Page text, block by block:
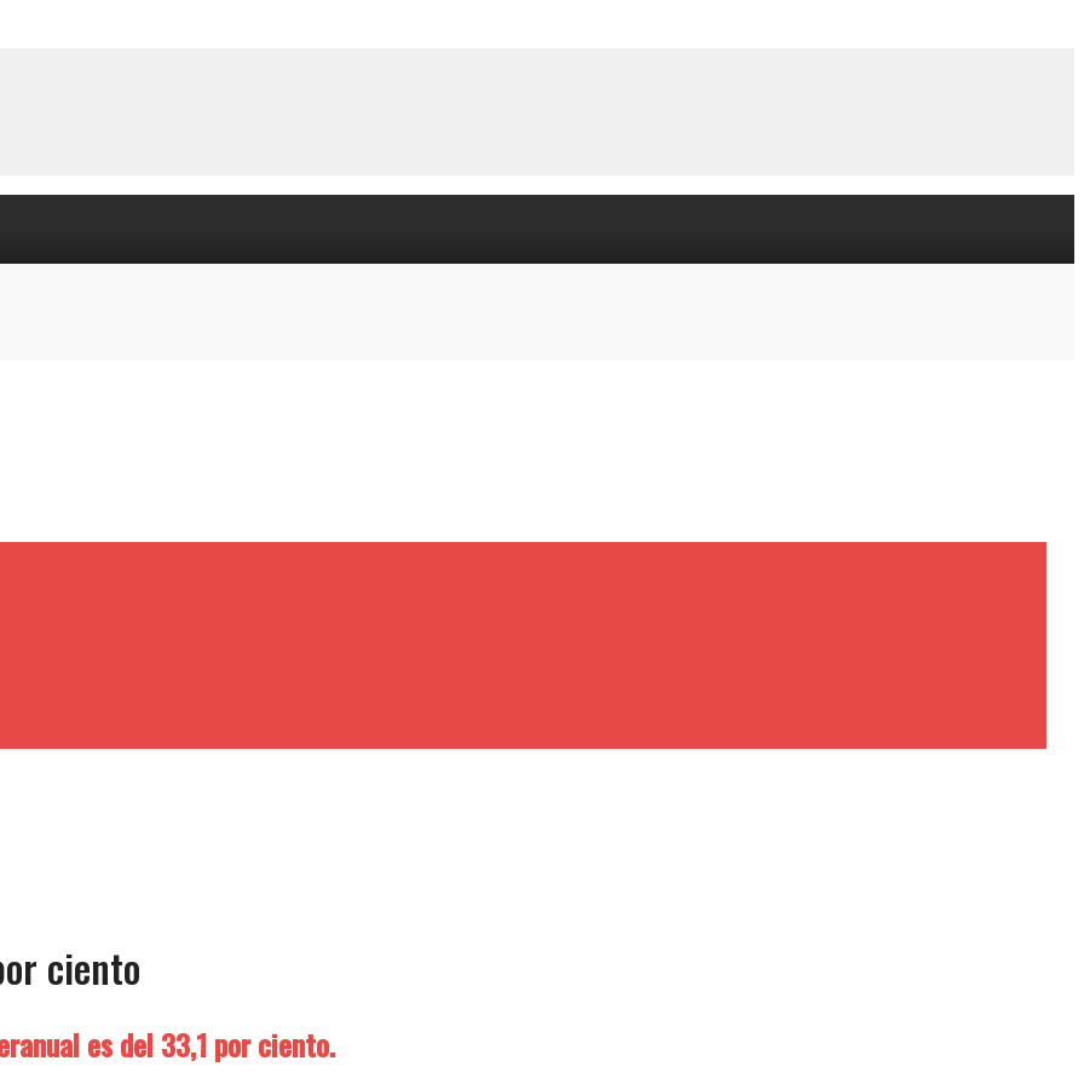
ciento
es del 33,1 por ciento.